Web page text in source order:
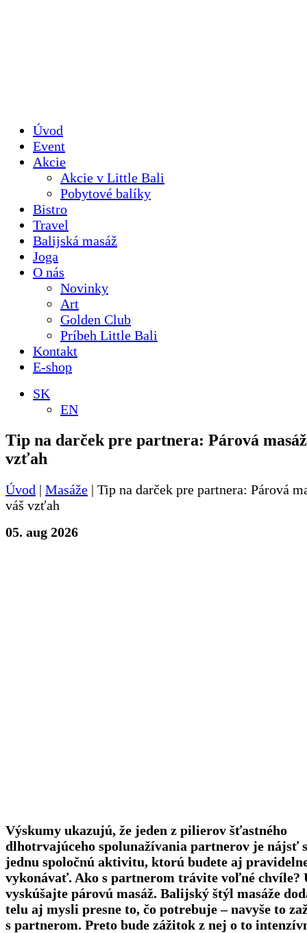
Úvod
Event
Akcie
Akcie v Little Bali
Pobytové balíky
Bistro
Travel
Balijská masáž
Joga
O nás
Novinky
Art
Golden Club
Príbeh Little Bali
Kontakt
E-shop
SK
EN
Tip na darček pre partnera: Párová
vzťah
Úvod | Masáže | Tip na darček pre partnera: Párová
váš vzťah
05. aug 2026
Výskumy ukazujú, že jeden z pilierov šťastného
dlhotrvajúceho spolunažívania partnerov je nájsť
jednu spoločnú aktivitu, ktorú budete aj
vykonávať. Ako s partnerom trávite voľné chvíle?
vyskúšajte párovú masáž. Balijský štýl masáže
telu aj mysli presne to, čo potrebuje – navyše to
s partnerom. Preto bude zážitok z nej o to